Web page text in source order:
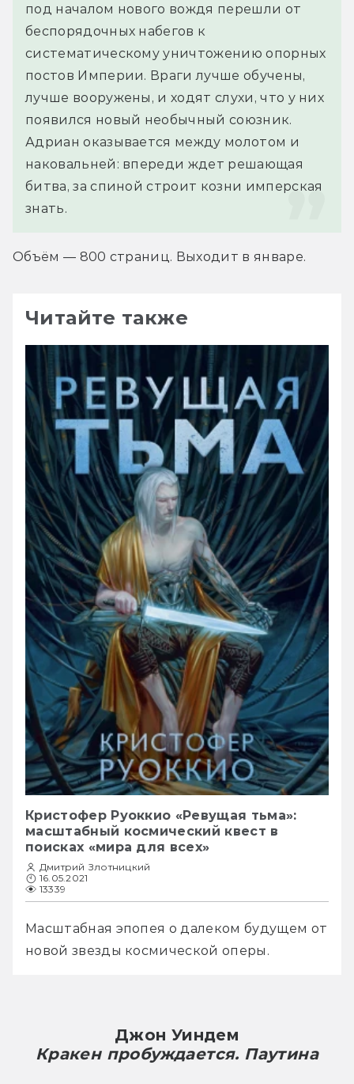
под началом нового вождя перешли от
беспорядочных набегов к
систематическому уничтожению опорных
постов Империи. Враги лучше обучены,
лучше вооружены, и ходят слухи, что у них
появился новый необычный союзник.
Адриан оказывается между молотом и
наковальней: впереди ждет решающая
битва, за спиной строит козни имперская
знать.
Объём — 800 страниц. Выходит в январе.
Читайте также
Кристофер Руоккио «Ревущая тьма»:
масштабный космический квест в
поисках «мира для всех»
Дмитрий Злотницкий
16.05.2021
13339
Масштабная эпопея о далеком будущем от
новой звезды космической оперы.
Джон Уиндем
Кракен пробуждается. Паутина